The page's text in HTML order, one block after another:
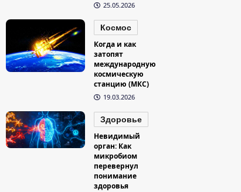
25.05.2026
Космос
Когда и как
затопят
международную
космическую
станцию (МКС)
19.03.2026
Здоровье
Невидимый
орган: Как
микробиом
перевернул
понимание
здоровья